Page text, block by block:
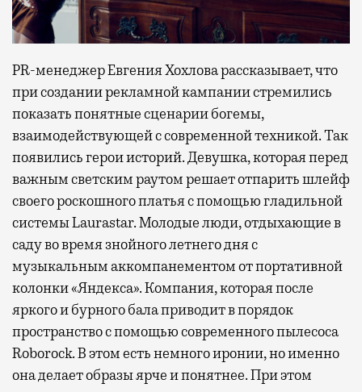
PR-менеджер Евгения Хохлова рассказывает, что
при создании рекламной кампании стремились
показать понятные сценарии богемы,
взаимодействующей с современной техникой. Так
появились герои историй. Девушка, которая перед
важным светским раутом решает отпарить шлейф
своего роскошного платья с помощью гладильной
системы Laurastar. Молодые люди, отдыхающие в
саду во время знойного летнего дня с
музыкальным аккомпанементом от портативной
колонки «Яндекса». Компания, которая после
яркого и бурного бала приводит в порядок
пространство с помощью современного пылесоса
Roborock. В этом есть немного иронии, но именно
она делает образы ярче и понятнее. При этом